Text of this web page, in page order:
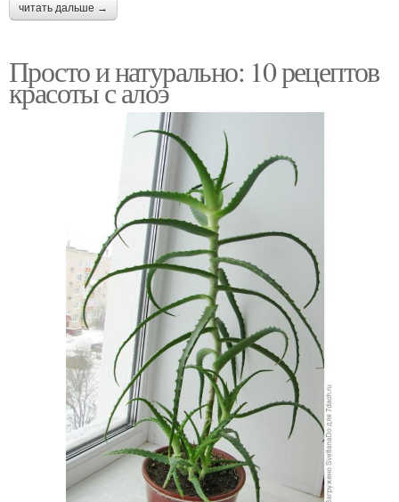
читать дальше →
Просто и натурально: 10 рецептов
красоты с алоэ